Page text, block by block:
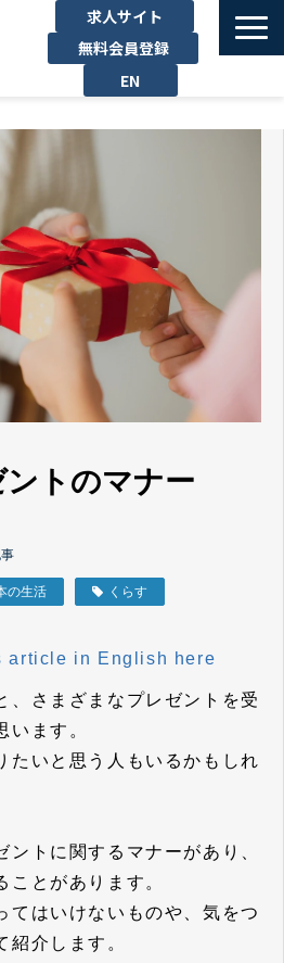
求人サイト
無料会員登録
EN
たのしむ
くらす
はたらく
勉強する
運営企業
問い合わせ
ントのマナー
の生活 くらす
article in English here
、さまざまなプレゼントを受
います。
たいと思う人もいるかもしれ
ントに関するマナーがあり、
ことがあります。
てはいけないものや、気をつ
紹介します。